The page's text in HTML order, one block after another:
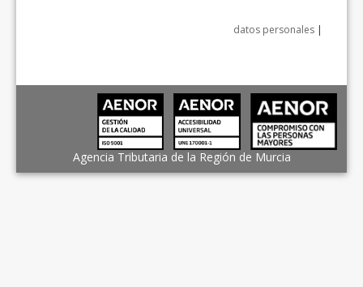
datos personales |
Agencia Tributaria de la Región de Murcia